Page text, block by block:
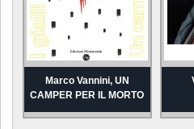
Marco Vannini, UN
CAMPER PER IL MORTO